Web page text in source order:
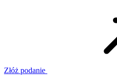
Złóż podanie